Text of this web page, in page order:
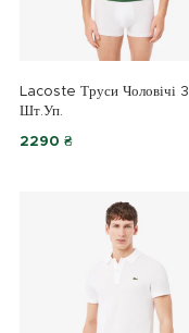
Lacoste Труси Чоловічі 3
Шт.уп.
2290 ₴